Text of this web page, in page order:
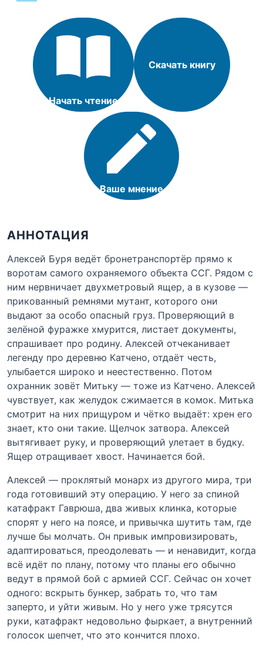
Начать чтение
Скачать книгу
Ваше мнение
АННОТАЦИЯ
Алексей Буря ведёт бронетранспортёр прямо к
воротам самого охраняемого объекта ССГ. Рядом с
ним нервничает двухметровый ящер, а в кузове —
прикованный ремнями мутант, которого они
выдают за особо опасный груз. Проверяющий в
зелёной фуражке хмурится, листает документы,
спрашивает про родину. Алексей отчеканивает
легенду про деревню Катчено, отдаёт честь,
улыбается широко и неестественно. Потом
охранник зовёт Митьку — тоже из Катчено. Алексей
чувствует, как желудок сжимается в комок. Митька
смотрит на них прищуром и чётко выдаёт: хрен его
знает, кто они такие. Щелчок затвора. Алексей
вытягивает руку, и проверяющий улетает в будку.
Ящер отращивает хвост. Начинается бой.
Алексей — проклятый монарх из другого мира, три
года готовивший эту операцию. У него за спиной
катафракт Гаврюша, два живых клинка, которые
спорят у него на поясе, и привычка шутить там, где
лучше бы молчать. Он привык импровизировать,
адаптироваться, преодолевать — и ненавидит, когда
всё идёт по плану, потому что планы его обычно
ведут в прямой бой с армией ССГ. Сейчас он хочет
одного: вскрыть бункер, забрать то, что там
заперто, и уйти живым. Но у него уже трясутся
руки, катафракт недовольно фыркает, а внутренний
голосок шепчет, что это кончится плохо.